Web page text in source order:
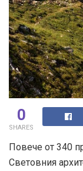
0
SHARES
Повече от 340
Световния